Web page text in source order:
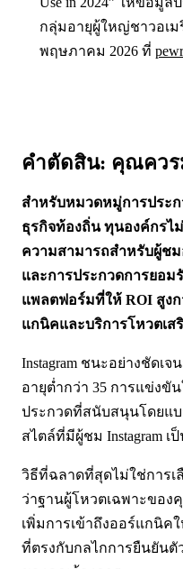
กลุ่มอายุผู้ใหญ่ชาวอเม
พฤษภาคม 2026 ที่
คำตัดสิน: คุณควร
สำหรับหมวดหมู่การประ
ธุรกิจท้องถิ่น ทุนองค์กรไ
ความสามารถสำหรับผู้ช
และการประกวดการยอม
แพลตฟอร์มที่ให้ ROI สูง
แกนิคและบริการโหวตเส
Instagram ชนะอย่างชัดเ
อายุต่ำกว่า 35 การแข่งขัน
ประกวดที่สนับสนุนโดยแ
สไตล์ที่มีผู้ชม Instagram เ
วิธีที่ฉลาดที่สุดไม่ใช่การ
ว่าฐานผู้โหวตเฉพาะขอ
เพิ่มการเข้าถึงออร์แกนิค
ที่ตรงกับกลไกการยืนยัน